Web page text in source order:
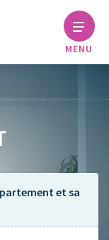
MENU
et sa